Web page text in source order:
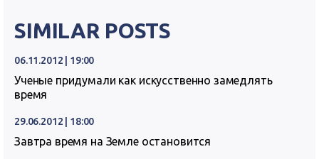
SIMILAR POSTS
06.11.2012 | 19:00
Ученые придумали как искусственно замедлять
время
29.06.2012 | 18:00
Завтра время на Земле остановится